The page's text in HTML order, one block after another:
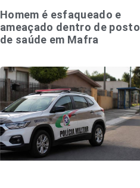
Homem é esfaqueado e
ameaçado dentro de posto
de saúde em Mafra